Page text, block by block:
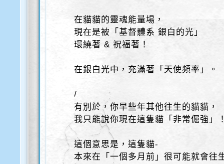
在貓貓的靈魂能量場，
現在是被「基督體系 銀白的光」
環繞著 & 祝福著！
在銀白光中，充滿著「天使頻率」。
/
有別於，你早些年其他往生的貓貓，
我只能說你現在這隻貓「非常倔強」
這個意思是，這隻貓-
本來在「一個多月前」很可能就會往